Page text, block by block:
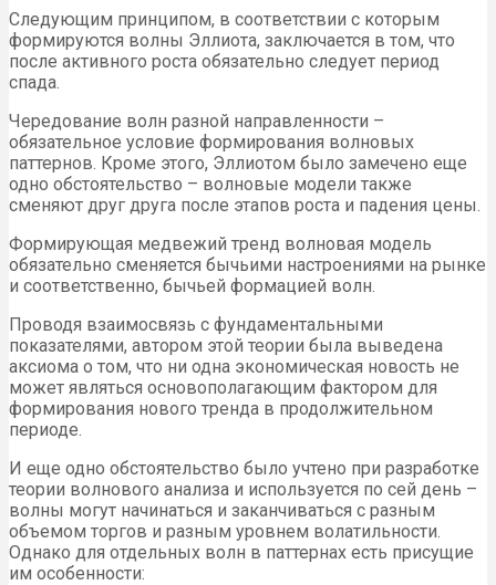
Следующим принципом, в соответствии с которым
формируются волны Эллиота, заключается в том, что
после активного роста обязательно следует период
спада.
Чередование волн разной направленности –
обязательное условие формирования волновых
паттернов. Кроме этого, Эллиотом было замечено еще
одно обстоятельство – волновые модели также
сменяют друг друга после этапов роста и падения цены.
Формирующая медвежий тренд волновая модель
обязательно сменяется бычьими настроениями на рынке
и соответственно, бычьей формацией волн.
Проводя взаимосвязь с фундаментальными
показателями, автором этой теории была выведена
аксиома о том, что ни одна экономическая новость не
может являться основополагающим фактором для
формирования нового тренда в продолжительном
периоде.
И еще одно обстоятельство было учтено при разработке
теории волнового анализа и используется по сей день –
волны могут начинаться и заканчиваться с разным
объемом торгов и разным уровнем волатильности.
Однако для отдельных волн в паттернах есть присущие
им особенности: